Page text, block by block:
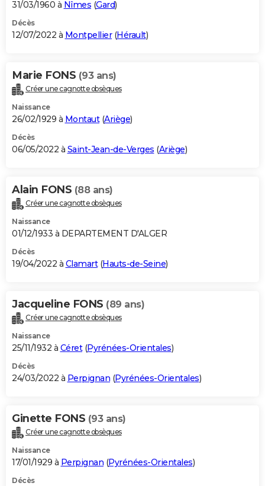
31/03/1960 à Nîmes (Gard)
Décès
12/07/2022 à Montpellier(Hérault)
Marie FONS (93 ans)
Créer une cagnotte obsèques
Naissance
26/02/1929 à Montaut(Ariège)
Décès
06/05/2022 à Saint-Jean-de-Verges (Ariège)
Alain FONS (88 ans)
Créer une cagnotte obsèques
Naissance
01/12/1933 à DEPARTEMENT D'ALGER
Décès
19/04/2022 à Clamart(Hauts-de-Seine)
Jacqueline FONS (89 ans)
Créer une cagnotte obsèques
Naissance
25/11/1932 à Céret(Pyrénées-Orientales)
Décès
24/03/2022 à Perpignan (Pyrénées-Orientales)
Ginette FONS (93 ans)
Créer une cagnotte obsèques
Naissance
17/01/1929 à Perpignan (Pyrénées-Orientales)
Décès